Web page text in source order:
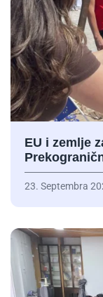
EU i zemlje
23. Septembra